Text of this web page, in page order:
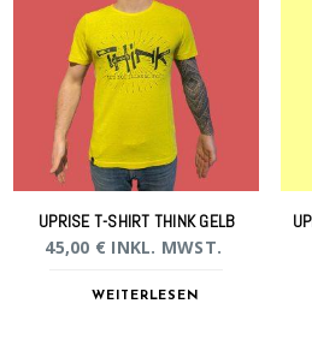
UPRISE T-SHIRT THINK GELB
45,00 € INKL. MWST.
WEITERLESEN